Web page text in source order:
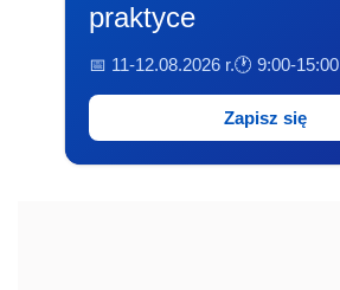
praktyce
📅 11-12.08.2026 r.🕐 9:00-15:00
Zapisz się